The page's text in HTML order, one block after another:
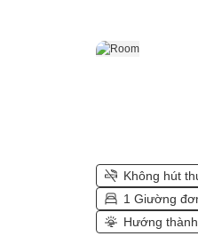
Không hút
1 Giường
Hướng